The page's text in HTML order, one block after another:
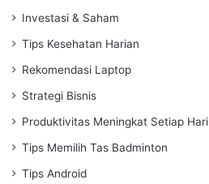
Investasi & Saham
Tips Kesehatan Harian
Rekomendasi Laptop
Strategi Bisnis
Produktivitas Meningkat Setiap Hari
Tips Memilih Tas Badminton
Tips Android